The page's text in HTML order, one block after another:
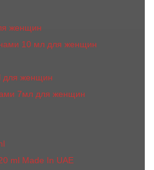
женщин
10 мл для женщин
для женщин
7мл для женщин
ml Made In UAE